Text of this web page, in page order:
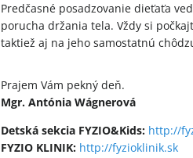
Predčasné posadzovanie dieťaťa
porucha držania tela. Vždy si
taktiež aj na jeho samostatnú
Prajem Vám pekný deň.
Mgr. Antónia Wágnerová
Detská sekcia FYZIO&Kids: http://
FYZIO KLINIK: http://fyzioklinik.sk